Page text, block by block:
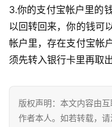
3.你的支付宝帐户里的
以回转回来，你的钱可
帐户里，存在支付宝帐
须先转入银行卡里再取出
版权声明：本文内容由
作者本人。如若转载，请